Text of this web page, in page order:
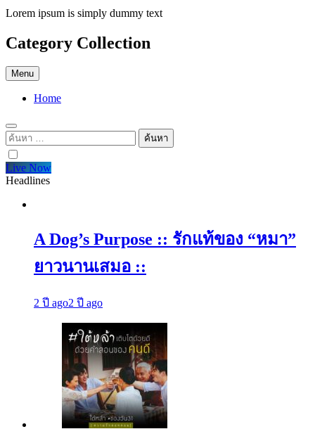
Lorem ipsum is simply dummy text
Category Collection
Menu
Home
ค้นหา
สำหรับ:
Live Now
Headlines
A Dog’s Purpose :: รักแท้ของ “หมา”
ยาวนานเสมอ ::
2 ปี ago2 ปี ago